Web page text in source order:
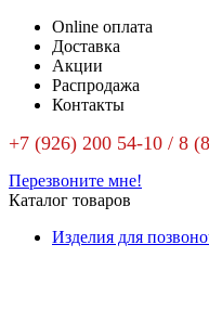
Online оплата
Доставка
Акции
Распродажа
Контакты
+7 (926) 200 54-10 / 8
Перезвоните мне!
Каталог товаров
Изделия для